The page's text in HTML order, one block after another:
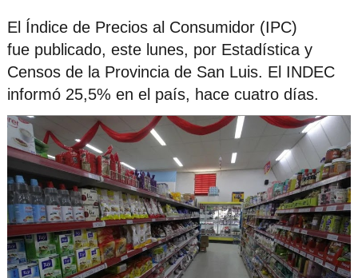
El Índice de Precios al Consumidor (IPC)
fue publicado, este lunes, por Estadística y
Censos de la Provincia de San Luis. El INDEC
informó 25,5% en el país, hace cuatro días.